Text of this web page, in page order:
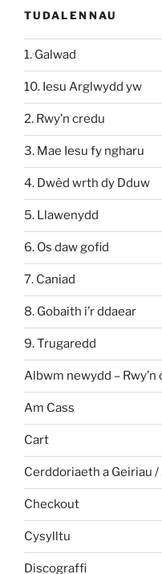
TUDALENNAU
1. Galwad
10. Iesu Arglwydd yw
2. Rwy’n credu
3. Mae Iesu fy ngharu
4. Dwêd wrth dy Dduw
5. Llawenydd
6. Os daw gofid
7. Caniad
8. Gobaith i’r ddaear
9. Trugaredd
Albwm newydd – Rwy’n
Am Cass
Cart
Cerddoriaeth a Geiriau
Checkout
Cysylltu
Discograffi